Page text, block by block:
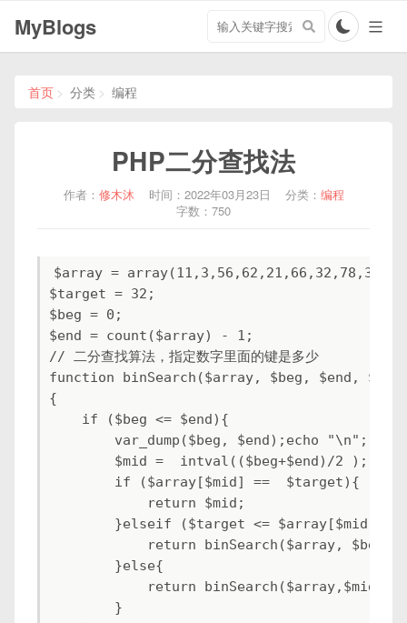
MyBlogs
搜
关
首页 分类 编程
PHP二分查找法
作者： 修木沐 时间：2022年03月23日 分类： 编程
字数：750
$array =
$target = 32;
$beg = 0;
$end = count($array) - 1;
// 二分查找算法，指定数字里面的键是多少
function binSearch($array, $beg, $end,
{
    if ($beg <= $end){
        var_dump($beg, $end);echo "\n";
        $mid =  intval(($beg+$end)/2 );
        if ($array[$mid] ==  $target){
            return $mid;
        }elseif ($target <= $array[$mid]){
return binSearch($array, $beg,
        }else{
return binSearch($array,$mid+1,
        }